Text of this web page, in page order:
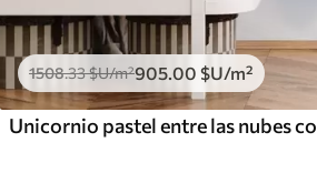
1508.33$U/m²905.00 $U/m²